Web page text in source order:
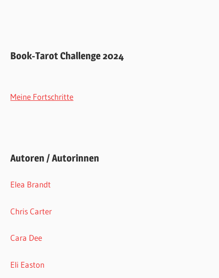
Book-Tarot Challenge 2024
Meine Fortschritte
Autoren / Autorinnen
Elea Brandt
Chris Carter
Cara Dee
Eli Easton